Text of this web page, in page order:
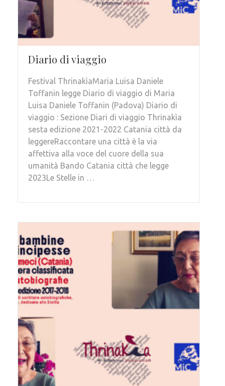
Diario di viaggio
Festival ThrinakìaMaria Luisa Daniele
Toffanin legge Diario di viaggio di Maria
Luisa Daniele Toffanin (Padova) Diario di
viaggio : Sezione Diari di viaggio Thrinakìa
sesta edizione 2021-2022 Catania città da
leggereRaccontare una città è la via
affettiva alla voce del cuore della sua
umanità Bando Catania città che legge
2023Le Stelle in …